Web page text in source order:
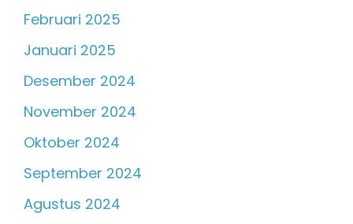
Februari 2025
Januari 2025
Desember 2024
November 2024
Oktober 2024
September 2024
Agustus 2024